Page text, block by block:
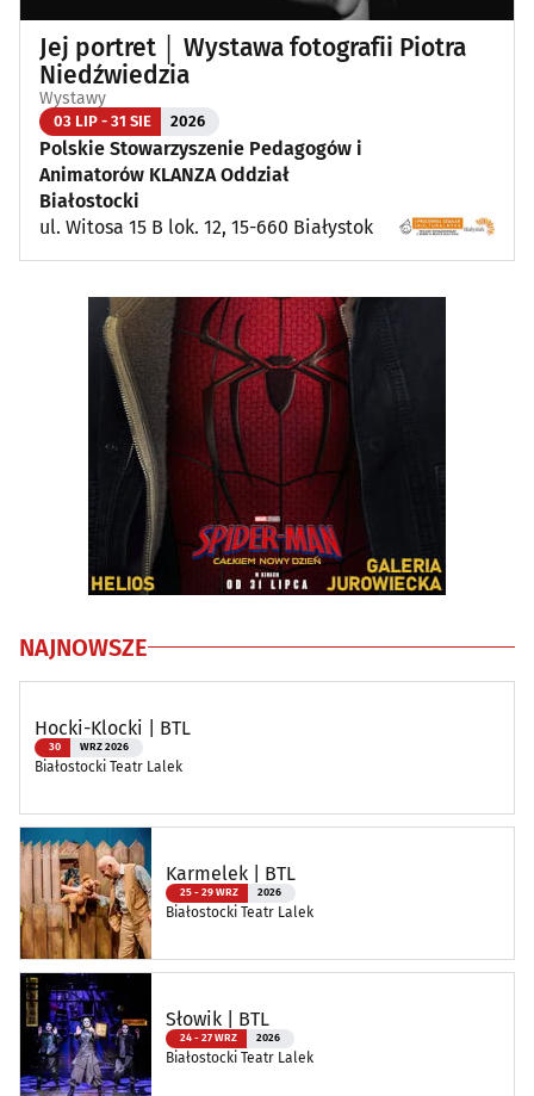
Jej portret │ Wystawa fotografii Piotra
Niedźwiedzia
Wystawy
03 LIP - 31 SIE 2026
Polskie Stowarzyszenie Pedagogów i
Animatorów KLANZA Oddział
Białostocki
ul. Witosa 15 B lok. 12, 15-660 Białystok
NAJNOWSZE
Hocki-Klocki | BTL
30 WRZ 2026
Białostocki Teatr Lalek
Karmelek | BTL
25 - 29 WRZ 2026
Białostocki Teatr Lalek
Słowik | BTL
24 - 27 WRZ 2026
Białostocki Teatr Lalek